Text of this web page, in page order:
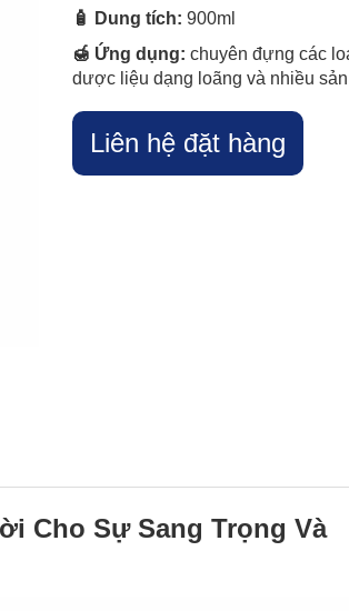
🧴 Dung tích: 900ml
🍯 Ứng dụng: chuyên đựng các
dược liệu dạng loãng và nhiều
Liên hệ đặt hàng
Cho Sự Sang Trọng Và